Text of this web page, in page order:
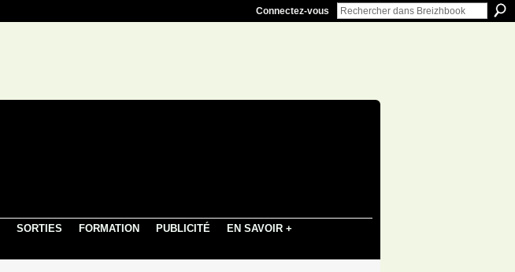
Connectez-vous
SORTIES FORMATION PUBLICITÉ
EN SAVOIR +